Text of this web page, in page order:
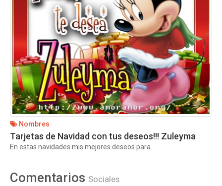
Nombres
Tarjetas de Navidad con tus deseos!!! Zuleyma
En estas navidades mis mejores deseos para...
Comentarios Sociales